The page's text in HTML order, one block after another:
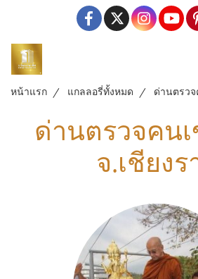
หน้าแรก แกลลอรี่ทั้งหมด ด่านตรวจ
ด่านตรวจคนเ
จ.เชียงร